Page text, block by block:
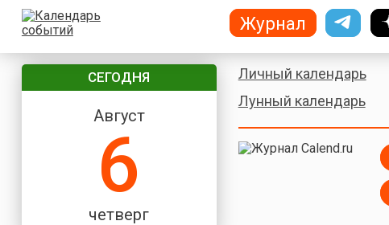
СЕГОДНЯ
Август
6
четверг
Личный календарь
Лунный календарь
Журнал